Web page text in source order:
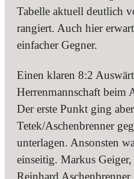
Tabelle aktuell deutlich
rangiert. Auch hier
einfacher Gegner.
Einen klaren 8:2
Herrenmannschaft beim
Der erste Punkt ging
Tetek/Aschenbrenner
unterlagen. Ansonsten
einseitig. Markus
Reinhard